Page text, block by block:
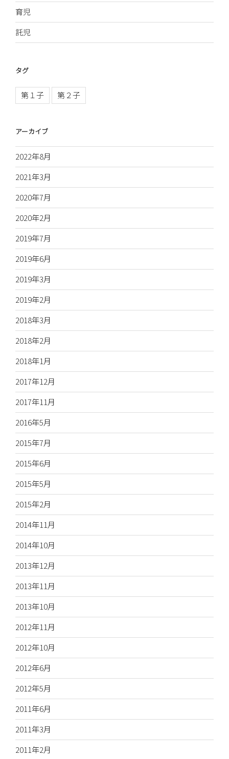
育児
託児
タグ
第１子 第２子
アーカイブ
2022年8月
2021年3月
2020年7月
2020年2月
2019年7月
2019年6月
2019年3月
2019年2月
2018年3月
2018年2月
2018年1月
2017年12月
2017年11月
2016年5月
2015年7月
2015年6月
2015年5月
2015年2月
2014年11月
2014年10月
2013年12月
2013年11月
2013年10月
2012年11月
2012年10月
2012年6月
2012年5月
2011年6月
2011年3月
2011年2月